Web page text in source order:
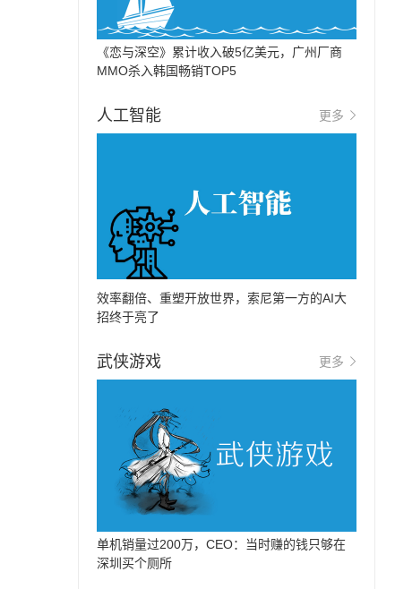
《恋与深空》累计收入破5亿美元，广州厂商
MMO杀入韩国畅销TOP5
人工智能 更多
效率翻倍、重塑开放世界，索尼第一方的AI大
招终于亮了
武侠游戏 更多
单机销量过200万，CEO：当时赚的钱只够在
深圳买个厕所